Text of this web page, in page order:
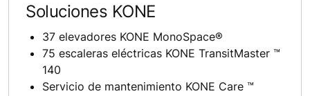
Soluciones KONE
37 elevadores KONE MonoSpace®
75 escaleras eléctricas KONE TransitMaster ™
140
Servicio de mantenimiento KONE Care ™